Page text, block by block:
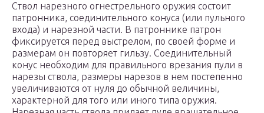
Ствол нарезного огнестрельного оружия состоит
патронника, соединительного конуса (или пульного
входа) и нарезной части. В патроннике патрон
фиксируется перед выстрелом, по своей форме и
размерам он повторяет гильзу. Соединительный
конус необходим для правильного врезания пули в
нарезы ствола, размеры нарезов в нем постепенно
увеличиваются от нуля до обычной величины,
характерной для того или иного типа оружия.